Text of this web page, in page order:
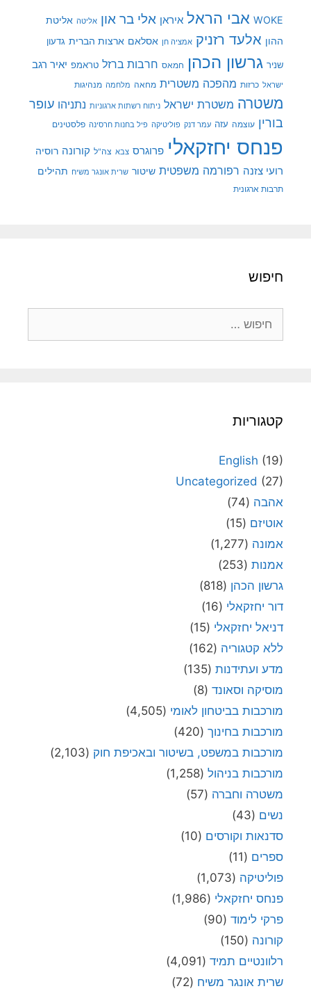
WOKE אבי הראל איראן אלי בר און אליטה אליטת
ההון אלעד רזניק אמציה חן אסלאם ארצות הברית גדעון
שניר גרשון הכהן חמאס חרבות ברזל טראמפ יאיר רגב
ישראל כרזות מהפכה משטרית מחאה מלחמה מנהיגות
משטרה משטרת ישראל ניתוח רשתות ארגוניות נתניהו עופר
בורין עוצמה עזה עמר דנק פוליטיקה פיל בחנות חרסינה פלסטינים
פנחס יחזקאלי פרוגרס צבא צה"ל קורונה רוסיה
רועי צזנה רפורמה משפטית שיטור שרית אונגר משיח תהילים
תרבות ארגונית
חיפוש
קטגוריות
English (19)
Uncategorized (27)
אהבה (74)
אוטיזם (15)
אמונה (1,277)
אמנות (253)
גרשון הכהן (818)
דור יחזקאלי (16)
דניאל יחזקאלי (15)
ללא קטגוריה (162)
מדע ועתידנות (135)
מוסיקה וסאונד (8)
מורכבות בביטחון לאומי (4,505)
מורכבות בחינוך (420)
מורכבות במשפט, בשיטור ובאכיפת חוק (2,103)
מורכבות בניהול (1,258)
משטרה וחברה (57)
נשים (43)
סדנאות וקורסים (10)
ספרים (11)
פוליטיקה (1,073)
פנחס יחזקאלי (1,986)
פרקי לימוד (90)
קורונה (150)
רלוונטיים תמיד (4,091)
שרית אונגר משיח (72)